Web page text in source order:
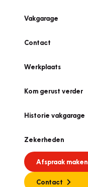
Vakgarage
Contact
Werkplaats
Kom gerust verder
Historie vakgarage
Zekerheden
Afspraak maken
Contact